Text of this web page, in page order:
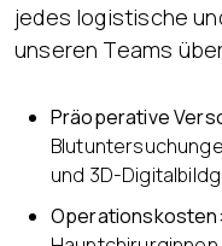
jedes logistische
unseren Teams
Präoperative
und 3D-
Operationskosten: